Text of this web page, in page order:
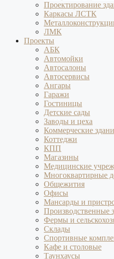
Проектирование
Каркасы ЛСТК
ЛМК
Проекты
АБК
Автомойки
Автосалоны
Автосервисы
Ангары
Гаражи
Гостиницы
Детские сады
Заводы и цеха
Коммерческие
Коттеджи
КПП
Магазины
Медицинские
Многоквартирные
Общежития
Офисы
Мансарды и
Производственные
Фермы и
Склады
Спортивные
Кафе и столовые
Таунхаусы